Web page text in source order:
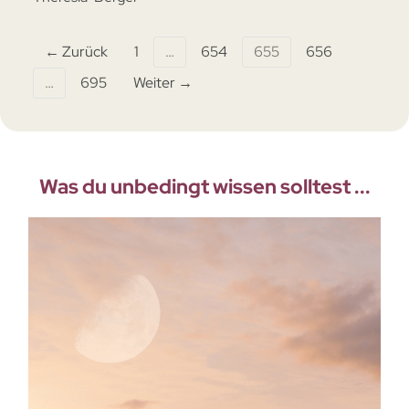
← Zurück 1 … 654 655
656
…
695 Weiter →
Was du unbedingt wissen solltest ...